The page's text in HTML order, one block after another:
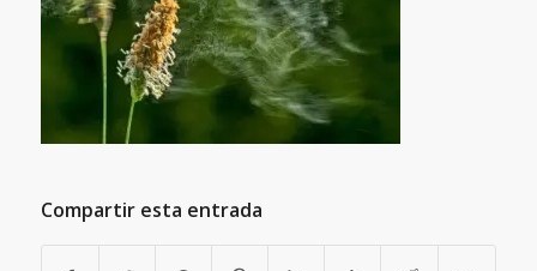
Compartir esta entrada